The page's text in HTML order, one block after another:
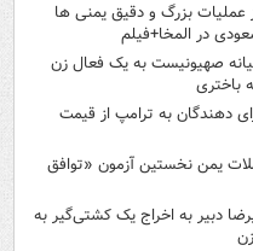
عملیات بزرگ و دقیق یمنی ها
در المخا+فیلم
صهیونیست به یک فعال زن
باختری
دهندگان به ترامپ از قیمت
یمن نخستین آزمون «توافق
دبیر به اخراج یک کشتی‌گیر به